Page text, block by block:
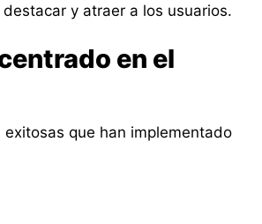
y atraer a los usuarios.
en el
que han implementado